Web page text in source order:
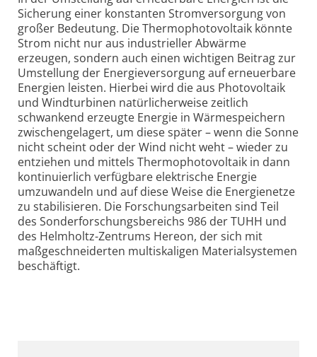
Sicherung einer konstanten Stromversorgung von
großer Bedeutung. Die Thermophotovoltaik könnte
Strom nicht nur aus industrieller Abwärme
erzeugen, sondern auch einen wichtigen Beitrag zur
Umstellung der Energieversorgung auf erneuerbare
Energien leisten. Hierbei wird die aus Photovoltaik
und Windturbinen natürlicherweise zeitlich
schwankend erzeugte Energie in Wärmespeichern
zwischengelagert, um diese später – wenn die Sonne
nicht scheint oder der Wind nicht weht – wieder zu
entziehen und mittels Thermophotovoltaik in dann
kontinuierlich verfügbare elektrische Energie
umzuwandeln und auf diese Weise die Energienetze
zu stabilisieren. Die Forschungsarbeiten sind Teil
des Sonderforschungsbereichs 986 der TUHH und
des Helmholtz-Zentrums Hereon, der sich mit
maßgeschneiderten multiskaligen Materialsystemen
beschäftigt.